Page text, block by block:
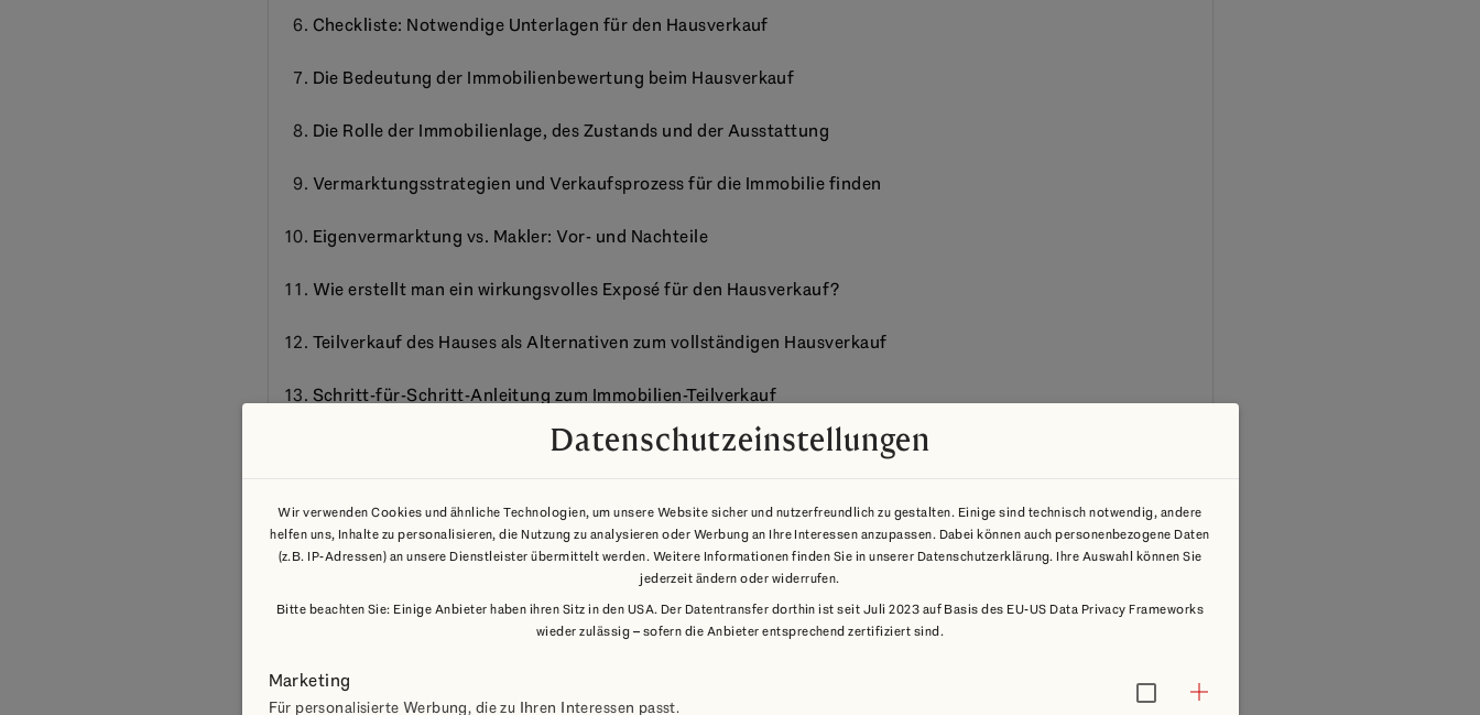
Checkliste: Notwendige Unterlagen für den Hausverkauf
Die Bedeutung der Immobilienbewertung beim Hausverkauf
Die Rolle der Immobilienlage, des Zustands und der Ausstattung
Vermarktungsstrategien und Verkaufsprozess für die Immobilie finden
Eigenvermarktung vs. Makler: Vor- und Nachteile
Wie erstellt man ein wirkungsvolles Exposé für den Hausverkauf?
Teilverkauf des Hauses als Alternativen zum vollständigen Hausverkauf
Schritt-für-Schritt-Anleitung zum Immobilien-Teilverkauf
Steuern beim Verkauf von Immobilien: Informationen für Käufer und Verkäufer
Rechtliche Aspekte und Formalitäten
Nach dem Verkauf
Datenschutzeinstellungen
Wir verwenden Cookies und ähnliche Technologien, um unsere Website sicher und nutzerfreundlich zu gestalten. Einige sind technisch notwendig, andere
helfen uns, Inhalte zu personalisieren, die Nutzung zu analysieren oder Werbung an Ihre Interessen anzupassen. Dabei können auch personenbezogene Daten
(z.B. IP-Adressen) an unsere Dienstleister übermittelt werden. Weitere Informationen finden Sie in unserer Datenschutzerklärung. Ihre Auswahl können Sie
jederzeit ändern oder widerrufen.
Bitte beachten Sie: Einige Anbieter haben ihren Sitz in den USA. Der Datentransfer dorthin ist seit Juli 2023 auf Basis des EU-US Data Privacy Frameworks
wieder zulässig – sofern die Anbieter entsprechend zertifiziert sind.
Marketing
Für personalisierte Werbung, die zu Ihren Interessen passt.